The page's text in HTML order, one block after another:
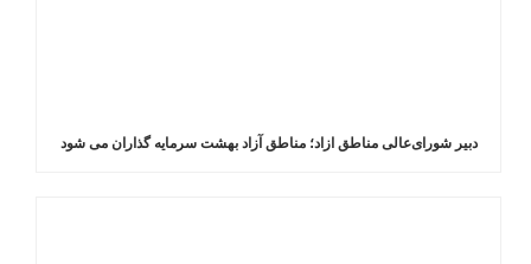
دبیر شورای‌عالی مناطق ازاد؛ مناطق آزاد بهشت سرمایه گذاران می شود